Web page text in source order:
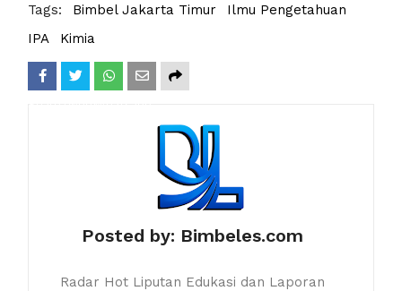
Tags: Bimbel Jakarta Timur
Ilmu Pengetahuan
IPA
Kimia
Posted by: Bimbeles.com
Radar Hot Liputan Edukasi dan Laporan